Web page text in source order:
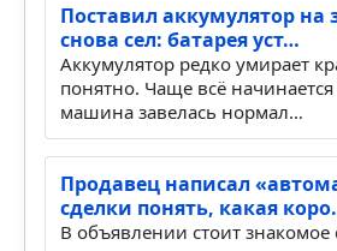
Поставил аккумулятор на
снова сел: батарея уст…
Аккумулятор редко умирает
понятно. Чаще всё
машина завелась нормал…